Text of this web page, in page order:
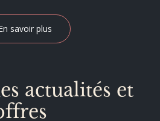
savoir plus
actualités et